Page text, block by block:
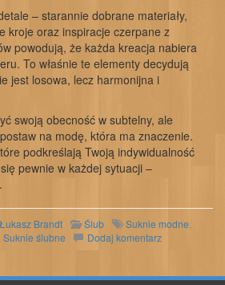
– starannie dobrane materiały,
kroje oraz inspiracje czerpane z
powodują, że każda kreacja nabiera
To właśnie te elementy decydują
jest losowa, lecz harmonijna i
swoją obecność w subtelny, ale
na modę, która ma znaczenie.
podkreślają Twoją indywidualność
pewnie w każdej sytuacji –
Łukasz Brandt Ślub Suknie modne
Suknie ślubne Dodaj komentarz